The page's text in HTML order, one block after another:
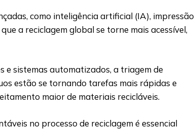
como inteligência artificial (IA), impressão
a reciclagem global se torne mais acessível,
e sistemas automatizados, a triagem de
estão se tornando tarefas mais rápidas e
maior de materiais recicláveis.
no processo de reciclagem é essencial